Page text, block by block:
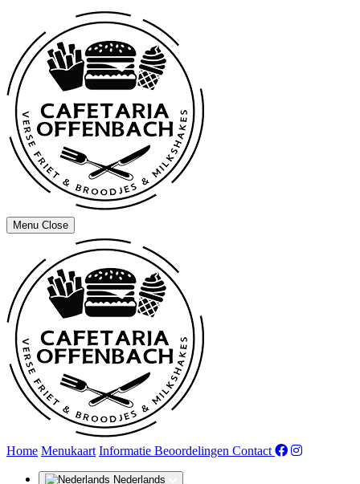
Menu Close
Home Menukaart Informatie Beoordelingen (huidige)
Contact
Nederlands